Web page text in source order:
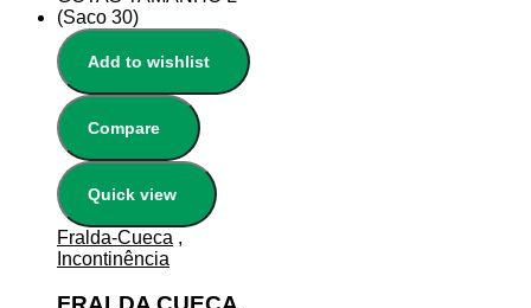
Add to wishlist
Compare
Quick view
Fralda-Cueca ,
Incontinência